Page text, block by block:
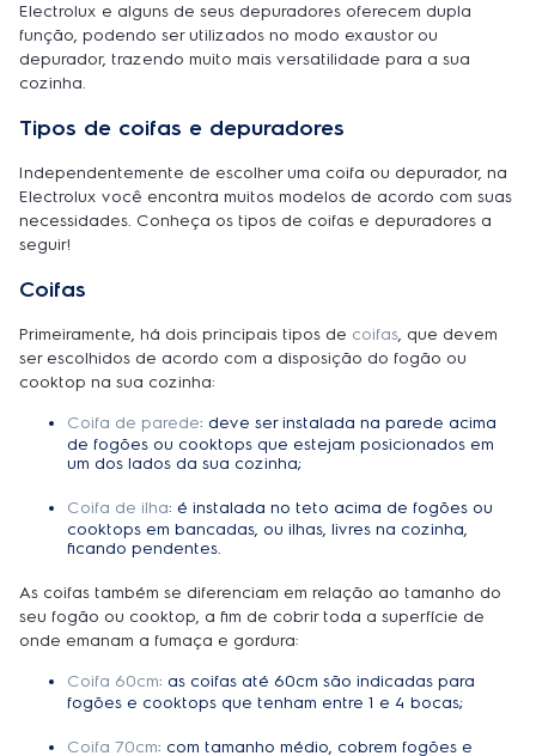
Electrolux e alguns de seus depuradores oferecem dupla
função, podendo ser utilizados no modo exaustor ou
depurador, trazendo muito mais versatilidade para a sua
cozinha.
Tipos de coifas e depuradores
Independentemente de escolher uma coifa ou depurador, na
Electrolux você encontra muitos modelos de acordo com suas
necessidades. Conheça os tipos de coifas e depuradores a
seguir!
Coifas
Primeiramente, há dois principais tipos de coifas, que devem
ser escolhidos de acordo com a disposição do fogão ou
cooktop na sua cozinha:
Coifa de parede: deve ser instalada na parede acima
de fogões ou cooktops que estejam posicionados em
um dos lados da sua cozinha;
Coifa de ilha: é instalada no teto acima de fogões ou
cooktops em bancadas, ou ilhas, livres na cozinha,
ficando pendentes.
As coifas também se diferenciam em relação ao tamanho do
seu fogão ou cooktop, a fim de cobrir toda a superfície de
onde emanam a fumaça e gordura:
Coifa 60cm: as coifas até 60cm são indicadas para
fogões e cooktops que tenham entre 1 e 4 bocas;
Coifa 70cm: com tamanho médio, cobrem fogões e